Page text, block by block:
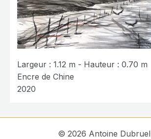
Largeur : 1.12 m - Hauteur : 0.70 m
Encre de Chine
2020
© 2026 Antoine Dubruel